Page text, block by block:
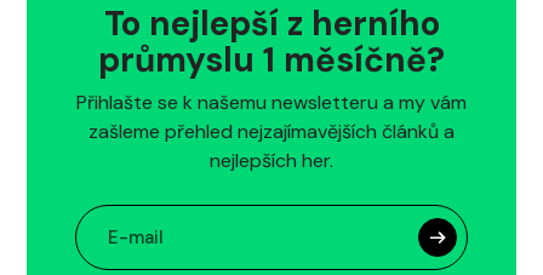
To nejlepší z herního
průmyslu 1 měsíčně?
Přihlašte se k našemu newsletteru a my vám
zašleme přehled nejzajímavějších článků a
nejlepších her.